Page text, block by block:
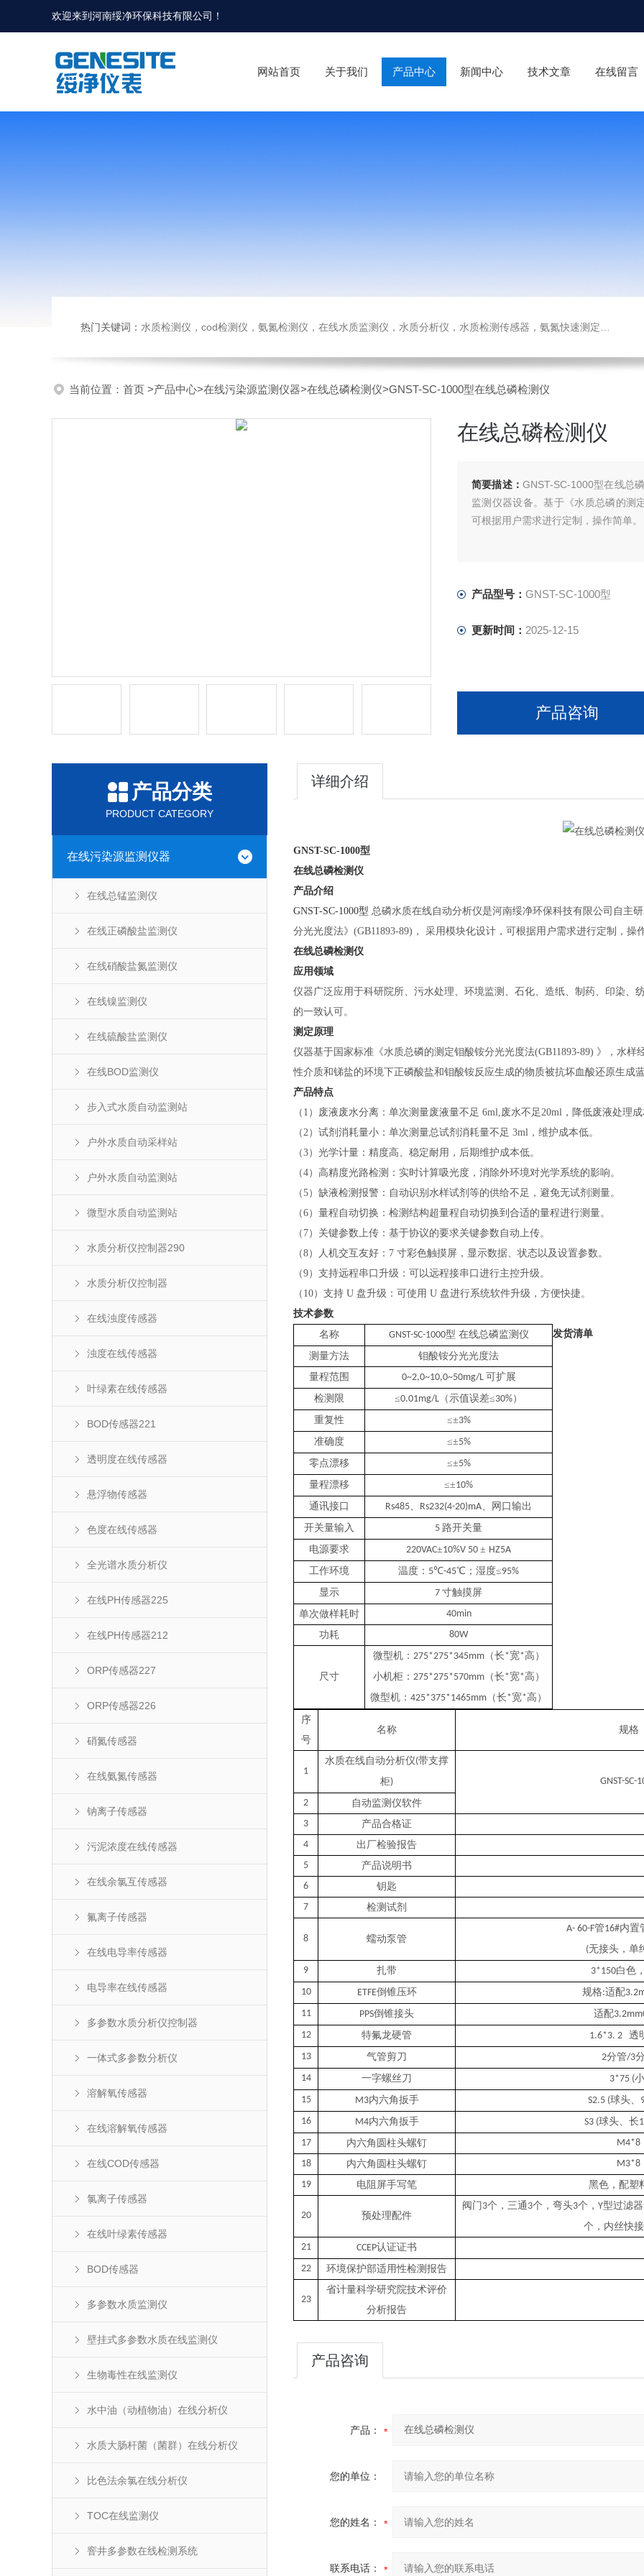
欢迎来到河南绥净环保科技有限公司！
网站首页 关于我们 产品中心 新闻中心 技术文章 在线留言
热门关键词： 水质检测仪，cod检测仪，氨氮检测仪，在线水质监测仪，水质分析仪，水质检测传感器，氨氮快速测定仪，总磷测定仪，总氮测定仪，多参数水质分析仪，BOD测定仪，余氯分析仪，农药残留检测仪，水质环保仪器
当前位置： 首页 >产品中心>在线污染源监测仪器>在线总磷检测仪>GNST-SC-1000型在线总磷检测仪
在线总磷检测仪
简要描述： GNST-SC-1000型在线总
监测仪器设备。基于《水质总磷的测
可根据用户需求进行定制，操作简单。
产品型号： GNST-SC-1000型
更新时间： 2025-12-15
产品咨询
产品分类
PRODUCT CATEGORY
在线污染源监测仪器
在线总锰监测仪
在线正磷酸盐监测仪
在线硝酸盐氮监测仪
在线镍监测仪
在线硫酸盐监测仪
在线BOD监测仪
步入式水质自动监测站
户外水质自动采样站
户外水质自动监测站
微型水质自动监测站
水质分析仪控制器290
水质分析仪控制器
在线浊度传感器
浊度在线传感器
叶绿素在线传感器
BOD传感器221
透明度在线传感器
悬浮物传感器
色度在线传感器
全光谱水质分析仪
在线PH传感器225
在线PH传感器212
ORP传感器227
ORP传感器226
硝氮传感器
在线氨氮传感器
钠离子传感器
污泥浓度在线传感器
在线余氯互传感器
氟离子传感器
在线电导率传感器
电导率在线传感器
多参数水质分析仪控制器
一体式多参数分析仪
溶解氧传感器
在线溶解氧传感器
在线COD传感器
氯离子传感器
在线叶绿素传感器
BOD传感器
多参数水质监测仪
壁挂式多参数水质在线监测仪
生物毒性在线监测仪
水中油（动植物油）在线分析仪
水质大肠杆菌（菌群）在线分析仪
比色法余氯在线分析仪
TOC在线监测仪
窨井多参数在线检测系统
详细介绍
GNST-SC-1000型
在线总磷检测仪
产品介绍
GNST-SC-1000型 总磷水质在线自动分析仪是河南绥净环保科技有限公司自主
分光光度法》 (GB11893-89)， 采用模块化设计，可根据用户需求进行定制，操
在线总磷检测仪
应用领域
仪器广泛应用于科研院所、污水处理、环境监测、石化、造纸、制药、印染、
的一致认可。
测定原理
仪器基于国家标准《水质总磷的测定钼酸铵分光光度法(GB11893-89) 》，水
性介质和锑盐的环境下正磷酸盐和钼酸铵反应生成的物质被抗坏血酸还原生成
产品特点
（ 1）废液废水分离：单次测量废液量不足 6ml,废水不足20ml，降低废液处理
（2）试剂消耗量小：单次测量总试剂消耗量不足 3ml，维护成本低。
（3）光学计量：精度高、稳定耐用，后期维护成本低。
（4）高精度光路检测：实时计算吸光度，消除外环境对光学系统的影响。
（5）缺液检测报警：自动识别水样试剂等的供给不足，避免无试剂测量。
（6）量程自动切换：检测结构超量程自动切换到合适的量程进行测量。
（ 7）关键参数上传：基于协议的要求关键参数自动上传。
（8）人机交互友好：7 寸彩色触摸屏，显示数据、状态以及设置参数。
（9）支持远程串口升级：可以远程接串口进行主控升级。
（ 10）支持 U 盘升级：可使用 U 盘进行系统软件升级，方便快捷。
技术参数
名称
GNST-SC-1000型 在线总磷监测仪
测量方法
钼酸铵分光光度法
量程范围
0~2,0~10,0~50mg/L 可扩展
检测 限 ≤0.01mg/L （示值误差≤30%）
重复性
≤±3%
准确度
≤±5%
零点漂移
≤±5%
量程漂移
≤±10%
通讯接口
Rs485、 Rs232(4-20)mA、
网口输出
开关量输入
5 路开关量
电源要求
220VAC±10%V 50 ± HZ5A
工作环境
温度： 5℃-45℃；湿度≤95%
显示
7 寸触摸屏
单次做样耗时
40min
功耗
80W
尺寸
微型机： 275*275*345mm（长*宽*高）
小机柜： 275*275*570mm（长*宽*高）
微型机： 425*375*1465mm （长*宽*高）
发货清单
序
号
名称 规格
1
水质在线自动分析仪(带支撑
柜)
GNST-SC-
2
自动监测仪软件
3
产品合格证
4
出厂检验报告
5
产品说明书
6
钥匙
7
检测试剂
8 蠕动泵管
A- 60-F管16#内置
(无接头，单
9
扎带 3*150白色
10
ETFE倒锥压环 规格:适配
11
PPS倒锥接头 适配
12
特氟龙硬管 1.6*3. 2 透
13
气管剪刀 2分管/3
14
一字螺丝刀 3*75 (小
15
M3内六角扳手 S2.5 (球头、
16
M4内六角扳手 S3 (球头、长
17
内六角圆柱头螺钉
M4*8
18
内六角圆柱头螺钉
M3*8
19
电阻屏手写笔 黑色，配塑
20 预处理配件
阀门 3个，三通 3个，弯头3个， Y型过滤
个，内丝快
21
CCEP认证证书
22
环境保护部适用性检测报告
23
省计量科学研究院技术评价
分析报告
产品咨询
产品：
您的单位：
您的姓名：
联系电话：